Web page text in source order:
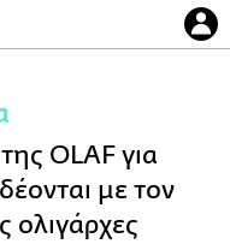
OLAF για
με τον
ολιγάρχες